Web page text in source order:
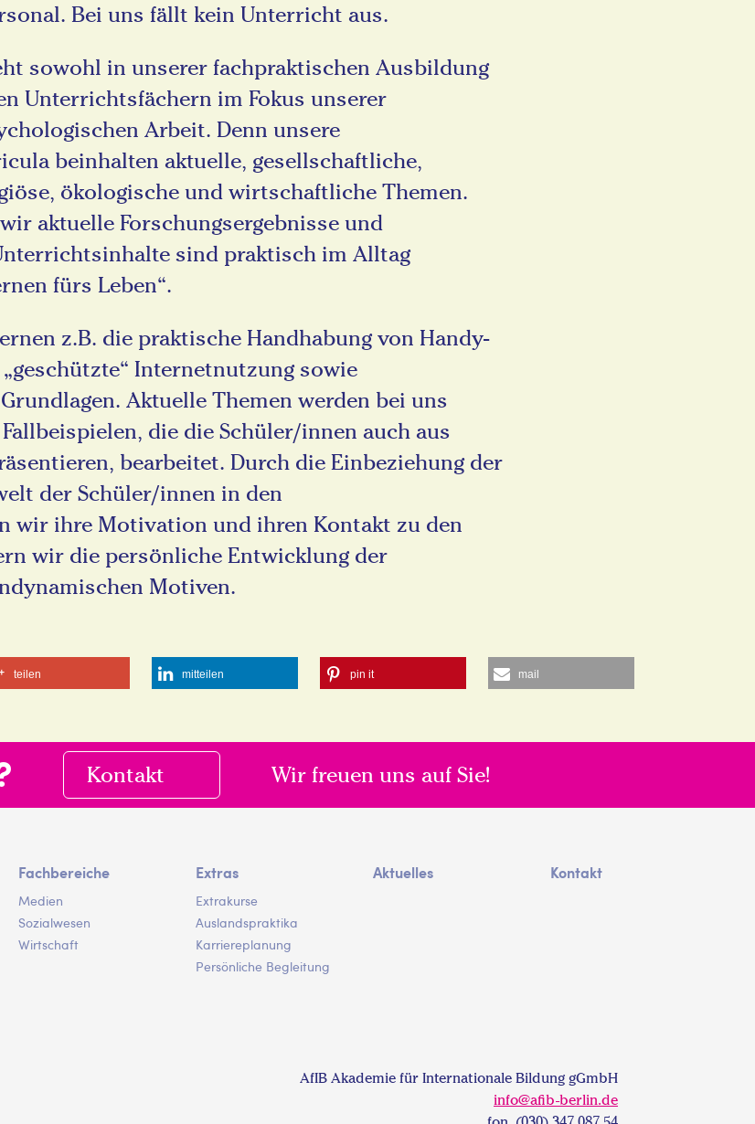
Bei uns fällt kein Unterricht aus.
sowohl in unserer fachpraktischen Ausbildung
Unterrichtsfächern im Fokus unserer
Arbeit. Denn unsere
beinhalten aktuelle, gesellschaftliche,
ökologische und wirtschaftliche Themen.
aktuelle Forschungsergebnisse und
sind praktisch im Alltag
fürs Leben“.
z.B. die praktische Handhabung von Handy-
Internetnutzung sowie
Aktuelle Themen werden bei uns
die die Schüler/innen auch aus
bearbeitet. Durch die Einbeziehung der
der Schüler/innen in den
wir ihre Motivation und ihren Kontakt zu den
wir die persönliche Entwicklung der
Motiven.
teilen mitteilen pin it mail
Kontakt Wir freuen uns auf Sie!
Fachbereiche
Medien
Sozialwesen
Wirtschaft
Extras
Extrakurse
Auslandspraktika
Karriereplanung
Persönliche Begleitung
Aktuelles Kontakt
AfIB Akademie für Internationale Bildung gGmbH
info@afib-berlin.de